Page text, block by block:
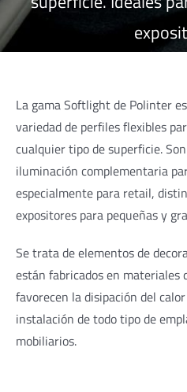
La gama Softlight de Polinter
variedad de perfiles flexibles
cualquier tipo de superficie.
iluminación complementaria
especialmente para retail,
expositores para pequeñas y
Se trata de elementos de
están fabricados en materiales
favorecen la disipación del
instalación de todo tipo de
mobiliarios.